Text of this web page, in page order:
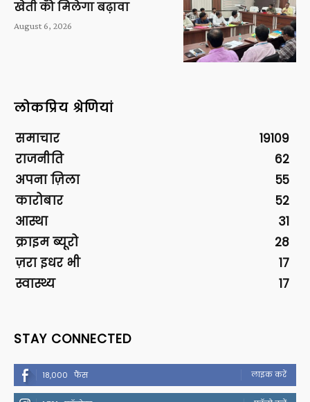
खेती को मिलेगा बढ़ावा
August 6, 2026
लोकप्रिय श्रेणियां
समाचार
19109
राजनीति
62
अपना ज़िला
55
कारोबार
52
आस्था
31
क्राइम ब्यूरो
28
ज़रा इधर भी
17
स्वास्थ्य
17
STAY CONNECTED
18,000 फैंस लाइक करें